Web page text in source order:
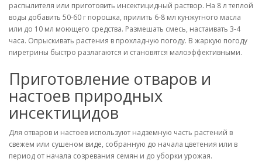
распылителя или приготовить инсектицидный раствор. На 8 л теплой
воды добавить 50-60 г порошка, прилить 6-8 мл кунжутного масла
или до 10 мл моющего средства. Размешать смесь, настаивать 3-4
часа. Опрыскивать растения в прохладную погоду. В жаркую погоду
пиретрины быстро разлагаются и становятся малоэффективными.
Приготовление отваров и
настоев природных
инсектицидов
Для отваров и настоев используют надземную часть растений в
свежем или сушеном виде, собранную до начала цветения или в
период от начала созревания семян и до уборки урожая.